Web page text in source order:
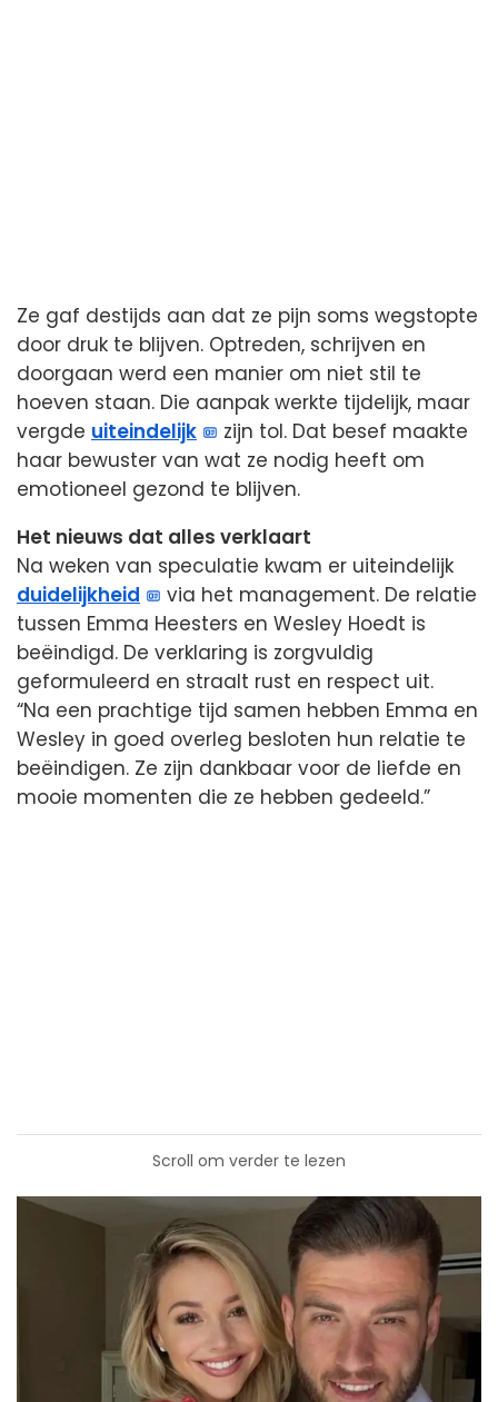
Ze gaf destijds aan dat ze pijn soms wegstopte
door druk te blijven. Optreden, schrijven en
doorgaan werd een manier om niet stil te
hoeven staan. Die aanpak werkte tijdelijk, maar
vergde uiteindelijk
zijn tol. Dat besef maakte
haar bewuster van wat ze nodig heeft om
emotioneel gezond te blijven.
Het nieuws dat alles verklaart
Na weken van speculatie kwam er uiteindelijk
duidelijkheid
via het management. De relatie
tussen Emma Heesters en Wesley Hoedt is
beëindigd. De verklaring is zorgvuldig
geformuleerd en straalt rust en respect uit.
“Na een prachtige tijd samen hebben Emma en
Wesley in goed overleg besloten hun relatie te
beëindigen. Ze zijn dankbaar voor de liefde en
mooie momenten die ze hebben gedeeld.”
Scroll om verder te lezen